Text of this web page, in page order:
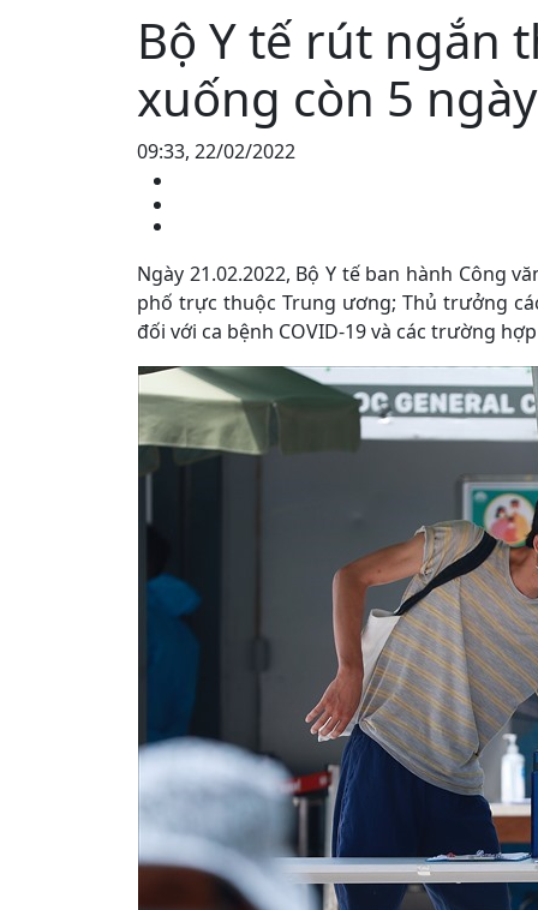
Bộ Y tế rút ngắn
xuống còn 5 ngày
09:33, 22/02/2022
Ngày 21.02.2022, Bộ Y tế ban hành Công
phố trực thuộc Trung ương; Thủ trưởng
đối với ca bệnh COVID-19 và các trường